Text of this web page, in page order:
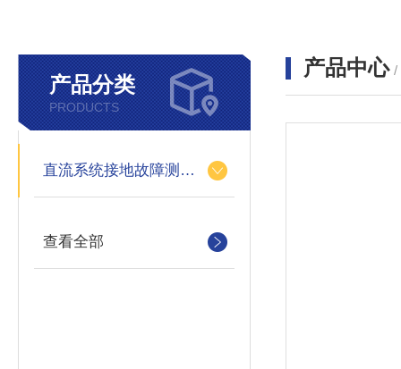
产品分类
PRODUCTS
直流系统接地故障测试仪
查看全部
产品中心 /